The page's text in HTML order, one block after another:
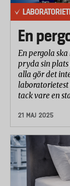
En
En pergola
pryda sin
alla gör det
tack vare en
21 MAJ 2025